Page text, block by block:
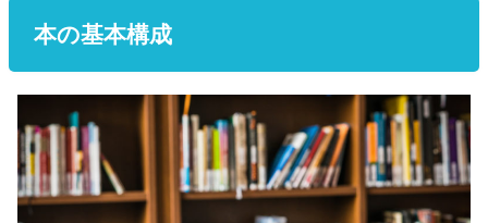
本の基本構成